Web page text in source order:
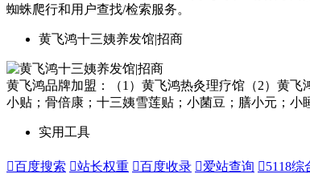
蜘蛛爬行和用户查找/检索服务。
黄飞鸿十三姨养发馆|招商
黄飞鸿品牌加盟：（1）黄飞鸿热灸理疗馆（2）黄
小贴；骨倍康；十三姨雪莲贴；小菌豆；膳小元；
实用工具
百度搜索 站长权重 百度收录 爱站查询 5118综